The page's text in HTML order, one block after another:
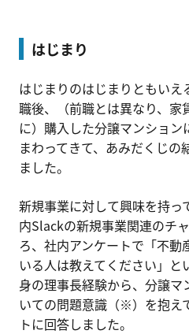
はじまり
はじまりのはじまりともい
職後、（前職とは異なり、家
に）購入した分譲マンショ
まわってきて、あみだくじ
ました。
新規事業に対して興味を持っ
内Slackの新規事業関連のチ
ろ、社内アンケートで「不動
いる人は教えてください」と
身の理事長経験から、分譲
いての問題意識（※）を抱え
トに回答しました。